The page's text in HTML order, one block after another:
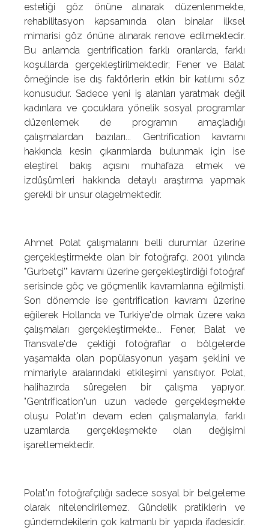
estetiği göz önüne alınarak düzenlenmekte,
rehabilitasyon kapsamında olan binalar ilksel
mimarisi göz önüne alınarak renove edilmektedir.
Bu anlamda gentrification farklı oranlarda, farklı
koşullarda gerçekleştirilmektedir; Fener ve Balat
örneğinde ise dış faktörlerin etkin bir katılımı söz
konusudur. Sadece yeni iş alanları yaratmak değil
kadınlara ve çocuklara yönelik sosyal programlar
düzenlemek de programın amaçladığı
çalışmalardan bazıları... Gentrification kavramı
hakkında kesin çıkarımlarda bulunmak için ise
eleştirel bakış açısını muhafaza etmek ve
izdüşümleri hakkında detaylı araştırma yapmak
gerekli bir unsur olagelmektedir.
Ahmet Polat çalışmalarını belli durumlar üzerine
gerçekleştirmekte olan bir fotoğrafçı. 2001 yılında
"Gurbetçi'" kavramı üzerine gerçekleştirdiği fotoğraf
serisinde göç ve göçmenlik kavramlarına eğilmişti.
Son dönemde ise gentrification kavramı üzerine
eğilerek Hollanda ve Turkiye'de olmak üzere vaka
çalışmaları gerçekleştirmekte... Fener, Balat ve
Transvale'de çektiği fotoğraflar o bölgelerde
yaşamakta olan popülasyonun yaşam şeklini ve
mimariyle aralarındaki etkileşimi yansıtıyor. Polat,
halihazırda süregelen bir çalışma yapıyor.
"Gentrification"un uzun vadede gerçekleşmekte
oluşu Polat'ın devam eden çalışmalarıyla, farklı
uzamlarda gerçekleşmekte olan değişimi
işaretlemektedir.
Polat'ın fotoğrafçılığı sadece sosyal bir belgeleme
olarak nitelendirilemez. Gündelik pratiklerin ve
gündemdekilerin çok katmanlı bir yapıda ifadesidir.